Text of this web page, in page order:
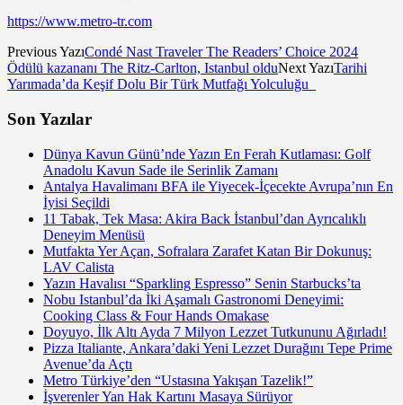
https://www.metro-tr.com
Previous YazıCondé Nast Traveler The Readers’ Choice 2024
Ödülü kazananı The Ritz-Carlton, Istanbul olduNext YazıTarihi
Yarımada’da Keşif Dolu Bir Türk Mutfağı Yolculuğu
Son Yazılar
Dünya Kavun Günü’nde Yazın En Ferah Kutlaması: Golf
Anadolu Kavun Sade ile Serinlik Zamanı
Antalya Havalimanı BFA ile Yiyecek-İçecekte Avrupa’nın En
İyisi Seçildi
11 Tabak, Tek Masa: Akira Back İstanbul’dan Ayrıcalıklı
Deneyim Menüsü
Mutfakta Yer Açan, Sofralara Zarafet Katan Bir Dokunuş:
LAV Calista
Yazın Havalısı “Sparkling Espresso” Senin Starbucks’ta
Nobu Istanbul’da İki Aşamalı Gastronomi Deneyimi:
Cooking Class & Four Hands Omakase
Doyuyo, İlk Altı Ayda 7 Milyon Lezzet Tutkununu Ağırladı!
Pizza Italiante, Ankara’daki Yeni Lezzet Durağını Tepe Prime
Avenue’da Açtı
Metro Türkiye’den “Ustasına Yakışan Tazelik!”
İşverenler Yan Hak Kartını Masaya Sürüyor